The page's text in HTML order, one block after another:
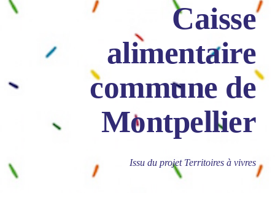
Caisse
alimentaire
commune de
Montpellier
Issu du projet Territoires à vivres